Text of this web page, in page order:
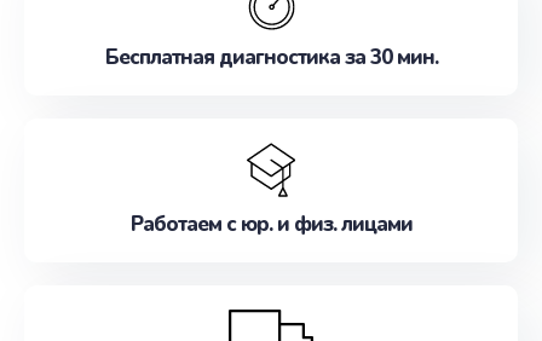
Бесплатная диагностика за 30 мин.
Работаем с юр. и физ. лицами